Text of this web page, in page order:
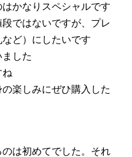
かなりスペシャルです
ではないですが、プレ
ど）にしたいです
ました
ね
楽しみにぜひ購入した
は初めてでした。それ